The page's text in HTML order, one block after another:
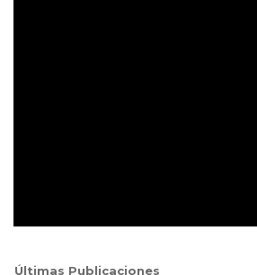
Últimas Publicaciones